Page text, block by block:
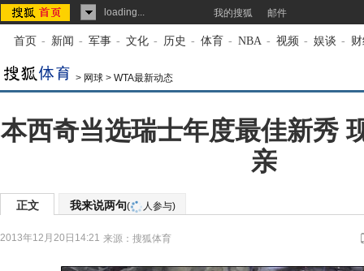
loading... 我的搜狐 邮件
首页 - 新闻 - 军事 - 文化 - 历史 - 体育 - NBA - 视频 - 娱谈 -
> 网球 > WTA最新动态
本西奇当选瑞士年度最佳新秀
亲
正文 我来说两句( 人参与)
2013年12月20日14:21 来源： 搜狐体育